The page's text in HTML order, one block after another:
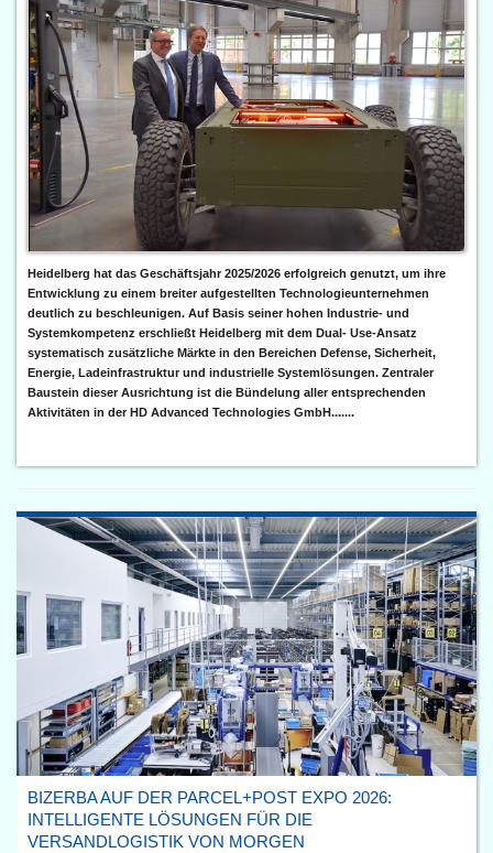
Heidelberg hat das Geschäftsjahr 2025/2026 erfolgreich genutzt, um ihre
Entwicklung zu einem breiter aufgestellten Technologieunternehmen
deutlich zu beschleunigen. Auf Basis seiner hohen Industrie- und
Systemkompetenz erschließt Heidelberg mit dem Dual- Use-Ansatz
systematisch zusätzliche Märkte in den Bereichen Defense, Sicherheit,
Energie, Ladeinfrastruktur und industrielle Systemlösungen. Zentraler
Baustein dieser Ausrichtung ist die Bündelung aller entsprechenden
Aktivitäten in der HD Advanced Technologies GmbH.......
BIZERBA AUF DER PARCEL+POST EXPO 2026:
INTELLIGENTE LÖSUNGEN FÜR DIE
VERSANDLOGISTIK VON MORGEN